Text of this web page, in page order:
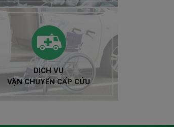
DỊCH VỤ
VẬN CHUYỂN CẤP CỨU